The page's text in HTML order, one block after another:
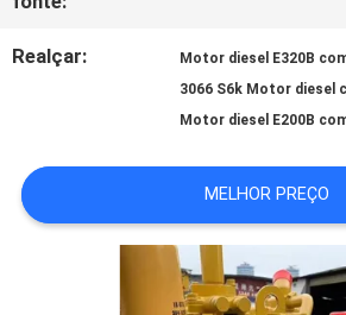
NOS
CASOS
Realçar: Motor diesel E320B
3066 S6k Motor diesel
Motor diesel E200B
MELHOR PREÇO